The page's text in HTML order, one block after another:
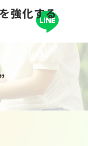
強化する